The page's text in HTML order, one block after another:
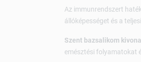
Az immunrendszert
állóképességet és a
Szent bazsalikom
emésztési folyamatokat